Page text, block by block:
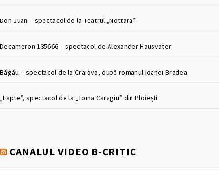
Don Juan – spectacol de la Teatrul „Nottara”
Decameron 135666 – spectacol de Alexander Hausvater
Băgău – spectacol de la Craiova, după romanul Ioanei Bradea
„Lapte”, spectacol de la „Toma Caragiu” din Ploiești
CANALUL VIDEO B-CRITIC